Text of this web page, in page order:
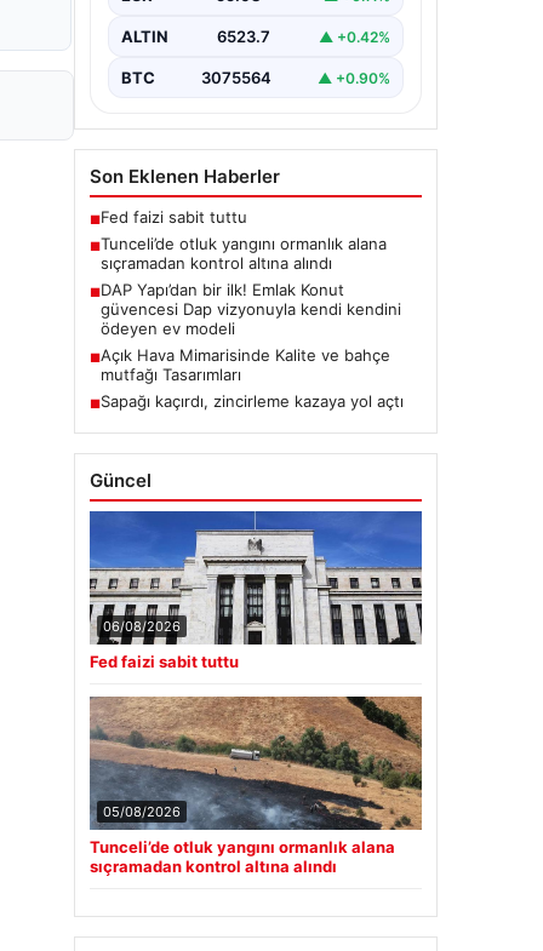
Karyemez köyleri arasında bulunan
belirlenemeyen bir nedenle…
ALTIN 6523.7 ▲ +0.42%
BTC 3075564 ▲ +0.90%
Son Eklenen Haberler
■Fed faizi sabit tuttu
■Tunceli’de otluk yangını ormanlık alana
sıçramadan kontrol altına alındı
■DAP Yapı’dan bir ilk! Emlak Konut
güvencesi Dap vizyonuyla kendi kendini
ödeyen ev modeli
■Açık Hava Mimarisinde Kalite ve bahçe
mutfağı Tasarımları
■Sapağı kaçırdı, zincirleme kazaya yol açtı
Güncel
06/08/2026
Fed faizi sabit tuttu
05/08/2026
Tunceli’de otluk yangını ormanlık alana
sıçramadan kontrol altına alındı